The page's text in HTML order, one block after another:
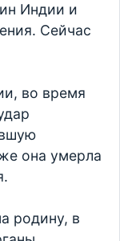
Индии и
Сейчас
во время
она умерла
родину, в